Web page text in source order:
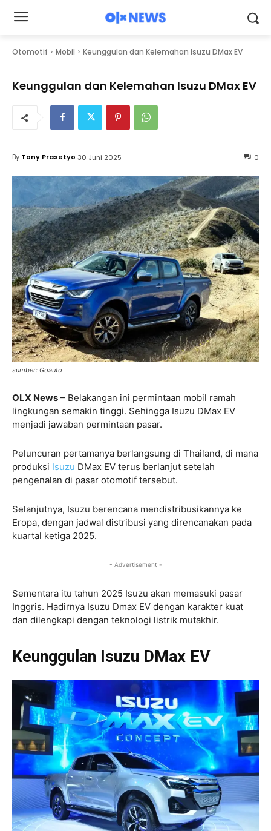
Otomotif Mobil Keunggulan dan Kelemahan Isuzu DMax EV
Keunggulan dan Kelemahan Isuzu DMax EV
0
By Tony Prasetyo 30 Juni 2025
sumber: Goauto
OLX News – Belakangan ini permintaan mobil ramah
lingkungan semakin tinggi. Sehingga Isuzu DMax EV
menjadi jawaban permintaan pasar.
Peluncuran pertamanya berlangsung di Thailand, di mana
produksi Isuzu DMax EV terus berlanjut setelah
pengenalan di pasar otomotif tersebut.
Selanjutnya, Isuzu berencana mendistribusikannya ke
Eropa, dengan jadwal distribusi yang direncanakan pada
kuartal ketiga 2025.
- Advertisement -
Sementara itu tahun 2025 Isuzu akan memasuki pasar
Inggris. Hadirnya Isuzu Dmax EV dengan karakter kuat
dan dilengkapi dengan teknologi listrik mutakhir.
Keunggulan Isuzu DMax EV